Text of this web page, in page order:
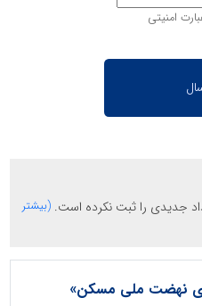
امنیتی
جدیدی را ثبت نکرده است. (بیشتر
نهضت ملی مسکن»